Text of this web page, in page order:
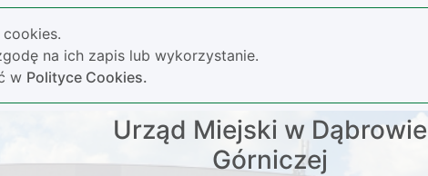
na ich zapis lub wykorzystanie.
w Polityce Cookies.
Urząd Miejski w Dąbrowie
Górniczej